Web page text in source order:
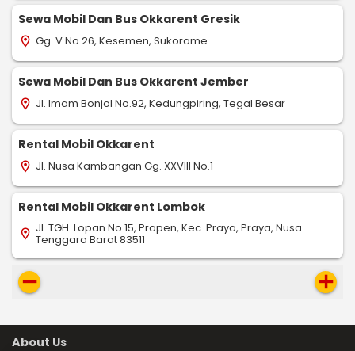
Sewa Mobil Dan Bus Okkarent Gresik
location_on Gg. V No.26, Kesemen, Sukorame
Sewa Mobil Dan Bus Okkarent Jember
location_on Jl. Imam Bonjol No.92, Kedungpiring, Tegal Besar
Rental Mobil Okkarent
location_on Jl. Nusa Kambangan Gg. XXVIII No.1
Rental Mobil Okkarent Lombok
location_on Jl. TGH. Lopan No.15, Prapen, Kec. Praya, Praya, Nusa
Tenggara Barat 83511
remove add
About Us